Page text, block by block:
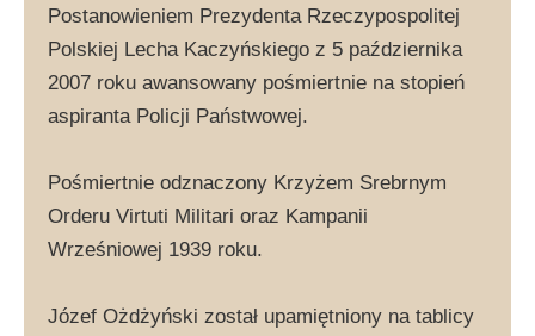
Postanowieniem Prezydenta Rzeczypospolitej
Polskiej Lecha Kaczyńskiego z 5 października
2007 roku awansowany pośmiertnie na stopień
aspiranta Policji Państwowej.
Pośmiertnie odznaczony Krzyżem Srebrnym
Orderu Virtuti Militari oraz Kampanii
Wrześniowej 1939 roku.
Józef Ożdżyński został upamiętniony na tablicy